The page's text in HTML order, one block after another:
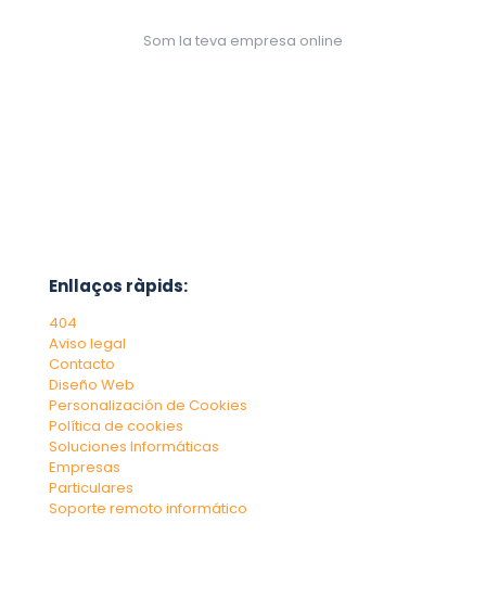
Som la teva empresa online
Enllaços ràpids:
404
Aviso legal
Contacto
Diseño Web
Personalización de Cookies
Política de cookies
Soluciones Informáticas
Empresas
Particulares
Soporte remoto informático